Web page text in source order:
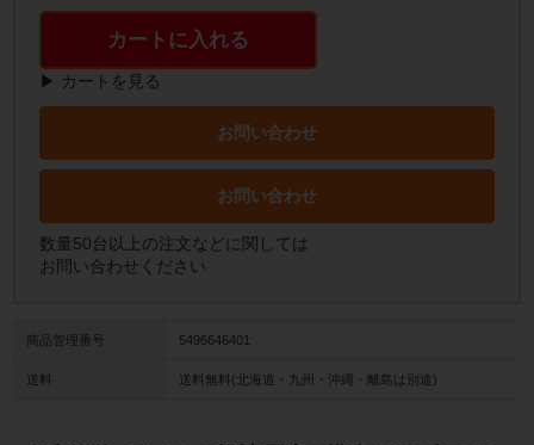
カートに入れる
▶ カートを見る
お問い合わせ
お問い合わせ
数量50台以上の注文などに関しては
お問い合わせください
商品管理番号 5496646401
送料 送料無料(北海道・九州・沖縄・離島は別途)